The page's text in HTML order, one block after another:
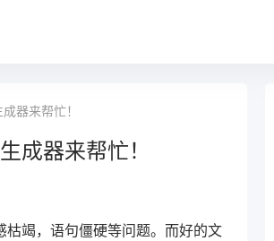
器来帮忙！
成器来帮忙！
竭，语句僵硬等问题。而好的文